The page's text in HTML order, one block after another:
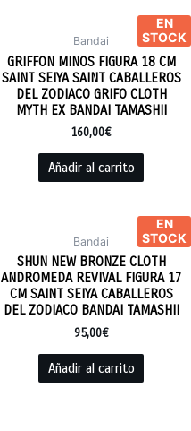
EN
STOCK
Bandai
GRIFFON MINOS FIGURA 18 CM
SAINT SEIYA SAINT CABALLEROS
DEL ZODIACO GRIFO CLOTH
MYTH EX BANDAI TAMASHII
160,00€
Añadir al carrito
EN
STOCK
Bandai
SHUN NEW BRONZE CLOTH
ANDROMEDA REVIVAL FIGURA 17
CM SAINT SEIYA CABALLEROS
DEL ZODIACO BANDAI TAMASHII
95,00€
Añadir al carrito